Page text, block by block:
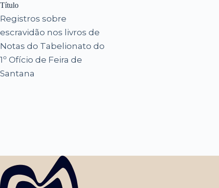
Título
Registros sobre
escravidão nos livros de
Notas do Tabelionato do
1º Ofício de Feira de
Santana